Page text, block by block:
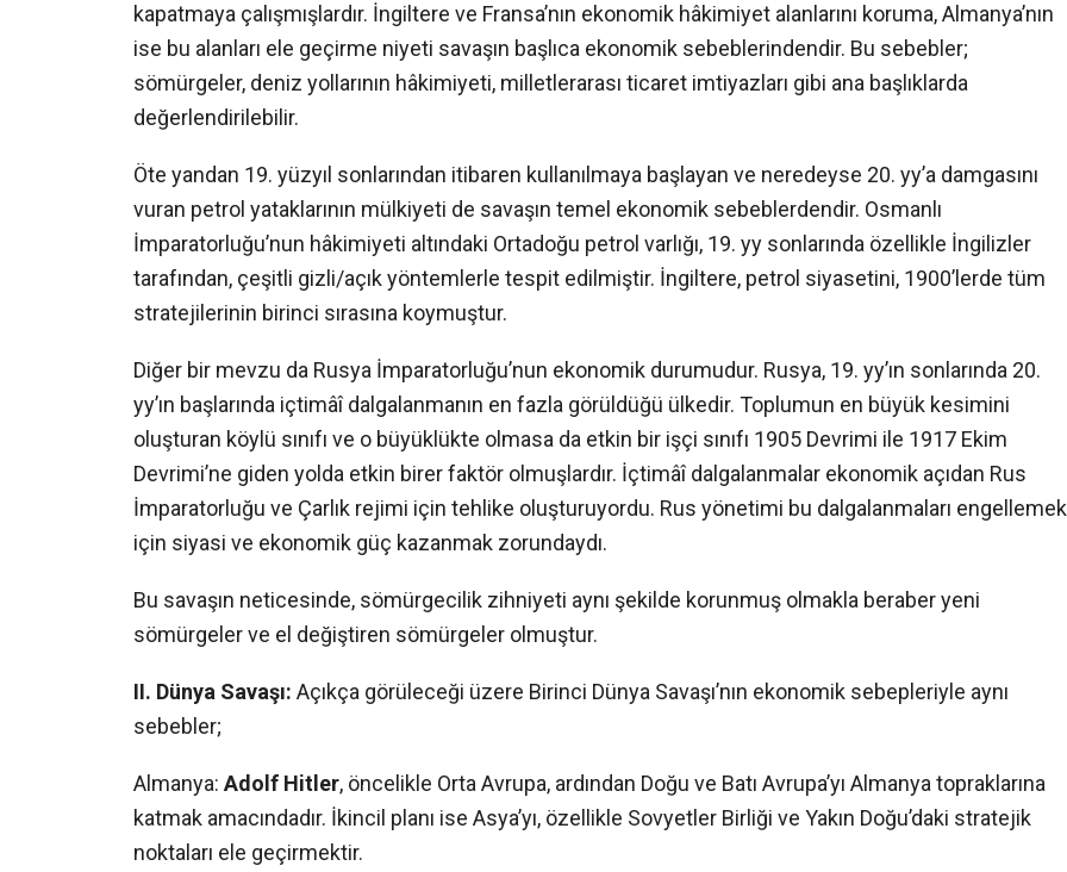
kapatmaya çalışmışlardır. İngiltere ve Fransa’nın ekonomik hâkimiyet alanlarını koruma, Almanya’nın
ise bu alanları ele geçirme niyeti savaşın başlıca ekonomik sebeblerindendir. Bu sebebler;
sömürgeler, deniz yollarının hâkimiyeti, milletlerarası ticaret imtiyazları gibi ana başlıklarda
değerlendirilebilir.
Öte yandan 19. yüzyıl sonlarından itibaren kullanılmaya başlayan ve neredeyse 20. yy’a damgasını
vuran petrol yataklarının mülkiyeti de savaşın temel ekonomik sebeblerdendir. Osmanlı
İmparatorluğu’nun hâkimiyeti altındaki Ortadoğu petrol varlığı, 19. yy sonlarında özellikle İngilizler
tarafından, çeşitli gizli/açık yöntemlerle tespit edilmiştir. İngiltere, petrol siyasetini, 1900’lerde tüm
stratejilerinin birinci sırasına koymuştur.
Diğer bir mevzu da Rusya İmparatorluğu’nun ekonomik durumudur. Rusya, 19. yy’ın sonlarında 20.
yy’ın başlarında içtimâî dalgalanmanın en fazla görüldüğü ülkedir. Toplumun en büyük kesimini
oluşturan köylü sınıfı ve o büyüklükte olmasa da etkin bir işçi sınıfı 1905 Devrimi ile 1917 Ekim
Devrimi’ne giden yolda etkin birer faktör olmuşlardır. İçtimâî dalgalanmalar ekonomik açıdan Rus
İmparatorluğu ve Çarlık rejimi için tehlike oluşturuyordu. Rus yönetimi bu dalgalanmaları engellemek
için siyasi ve ekonomik güç kazanmak zorundaydı.
Bu savaşın neticesinde, sömürgecilik zihniyeti aynı şekilde korunmuş olmakla beraber yeni
sömürgeler ve el değiştiren sömürgeler olmuştur.
II. Dünya Savaşı: Açıkça görüleceği üzere Birinci Dünya Savaşı’nın ekonomik sebepleriyle aynı
sebebler;
Almanya: Adolf Hitler, öncelikle Orta Avrupa, ardından Doğu ve Batı Avrupa’yı Almanya topraklarına
katmak amacındadır. İkincil planı ise Asya’yı, özellikle Sovyetler Birliği ve Yakın Doğu’daki stratejik
noktaları ele geçirmektir.